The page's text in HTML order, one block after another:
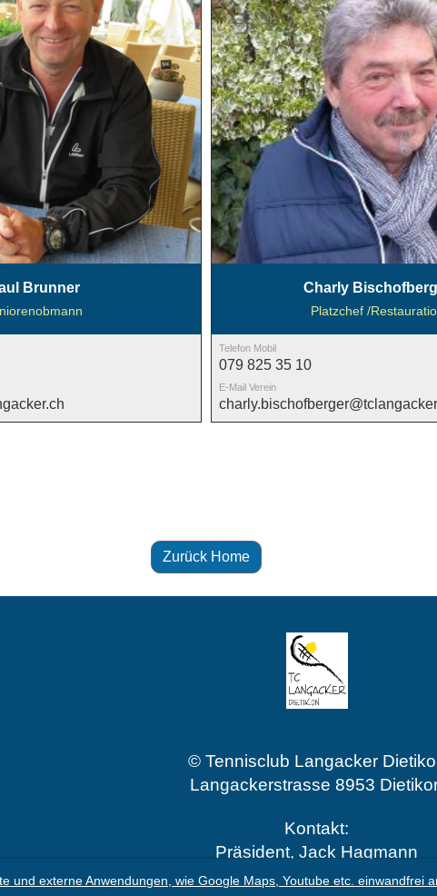
und externe Anwendungen, wie Google Maps, Youtube etc. einwandfrei
Brunner Charly
Platzchef /
Telefon Mobil
079 825 35 10
E-Mail Verein
Zurück Home
© Tennisclub Langacker
Langackerstrasse 8953
Kontakt:
Präsident, Jack Hagmann
079 358 53 23